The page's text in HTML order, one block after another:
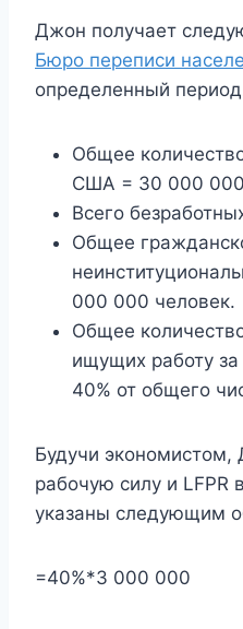
Джон получает
Бюро переписи
определенный
Общее
США = 30 000 000
Всего
Общее
000 000 человек.
Общее
ищущих работу
40% от общего
Будучи экономистом,
рабочую силу и
указаны следующим
=40%*3 000 000